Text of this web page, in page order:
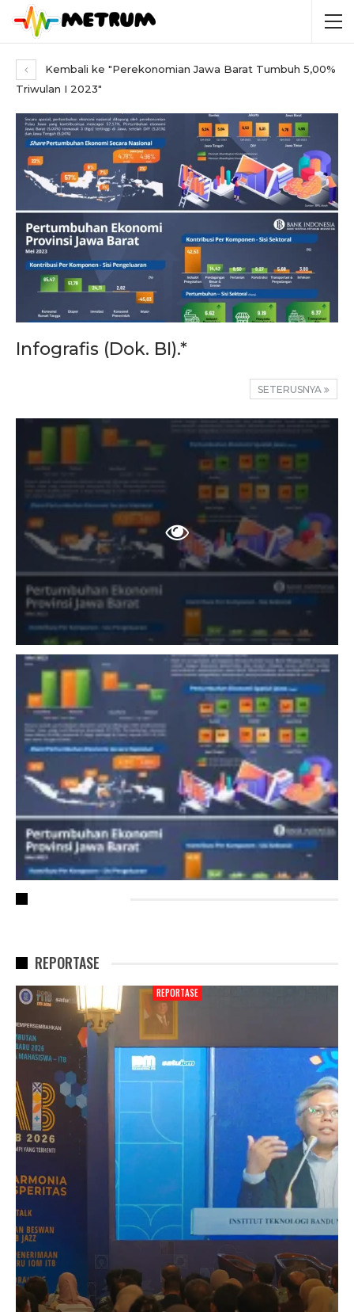
Kembali ke "Perekonomian Jawa Barat Tumbuh 5,00%
Triwulan I 2023"
Infografis (Dok. BI).*
SETERUSNYA
REPORTASE
REPORTASE